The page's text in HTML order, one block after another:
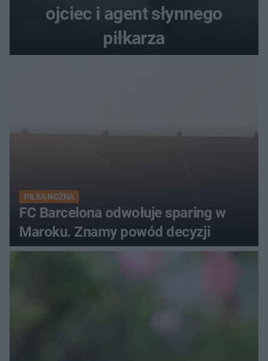
ojciec i agent słynnego
piłkarza
PIŁKA NOŻNA
FC Barcelona odwołuje sparing w
Maroku. Znamy powód decyzji